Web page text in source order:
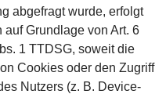
abgefragt wurde, erfolgt
Grundlage von Art. 6
1 TTDSG, soweit die
Cookies oder den Zugriff
Nutzers (z. B. Device-